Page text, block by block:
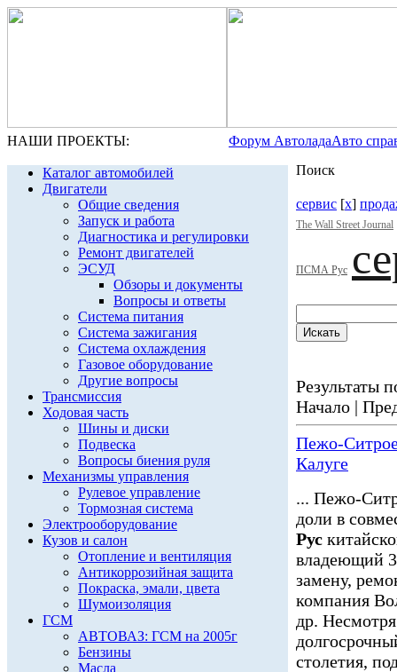
НАШИ ПРОЕКТЫ: Форум АвтоладаАвто
Каталог автомобилей
Двигатели
Общие сведения
Запуск и работа
Диагностика и регулировки
Ремонт двигателей
ЭСУД
Обзоры и документы
Вопросы и ответы
Система питания
Система зажигания
Система охлаждения
Газовое оборудование
Другие вопросы
Трансмиссия
Ходовая часть
Шины и диски
Подвеска
Вопросы биения руля
Механизмы управления
Рулевое управление
Тормозная система
Электрооборудование
Кузов и салон
Отопление и вентиляция
Антикоррозийная защита
Покраска, эмали, цвета
Шумоизоляция
ГСМ
АВТОВАЗ: ГСМ на 2005г
Бензины
Масла
Поиск
сервис [x]
The Wall Street Journal
ПСМА Рус
Результаты
Начало |
Пежо-
Калуге
... Пежо-
доли в
Рус
владеющий
замену,
компания
др.
столетия,